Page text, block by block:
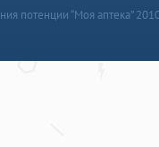
потенции “Моя аптека”